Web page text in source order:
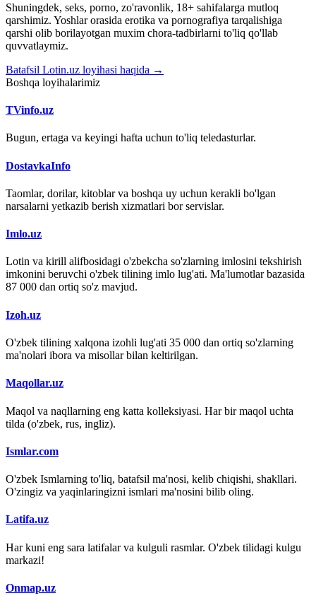
Shuningdek, seks, porno, zo'ravonlik, 18+ sahifalarga mutloq
qarshimiz. Yoshlar orasida erotika va pornografiya tarqalishiga
qarshi olib borilayotgan muxim chora-tadbirlarni to'liq qo'llab
quvvatlaymiz.
Batafsil Lotin.uz loyihasi haqida →
Boshqa loyihalarimiz
TVinfo.uz
Bugun, ertaga va keyingi hafta uchun to'liq teledasturlar.
DostavkaInfo
Taomlar, dorilar, kitoblar va boshqa uy uchun kerakli bo'lgan
narsalarni yetkazib berish xizmatlari bor servislar.
Imlo.uz
Lotin va kirill alifbosidagi o'zbekcha so'zlarning imlosini tekshirish
imkonini beruvchi o'zbek tilining imlo lug'ati. Ma'lumotlar bazasida
87 000 dan ortiq so'z mavjud.
Izoh.uz
O'zbek tilining xalqona izohli lug'ati 35 000 dan ortiq so'zlarning
ma'nolari ibora va misollar bilan keltirilgan.
Maqollar.uz
Maqol va naqllarning eng katta kolleksiyasi. Har bir maqol uchta
tilda (o'zbek, rus, ingliz).
Ismlar.com
O'zbek Ismlarning to'liq, batafsil ma'nosi, kelib chiqishi, shakllari.
O'zingiz va yaqinlaringizni ismlari ma'nosini bilib oling.
Latifa.uz
Har kuni eng sara latifalar va kulguli rasmlar. O'zbek tilidagi kulgu
markazi!
Onmap.uz